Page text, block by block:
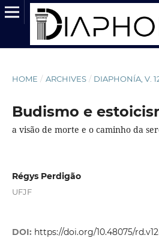
HOME / ARCHIVES / DIAPHONÍA, V.
Budismo e
a visão de morte e o caminho da
Régys Perdigão
UFJF
DOI: https://doi.org/10.48075/